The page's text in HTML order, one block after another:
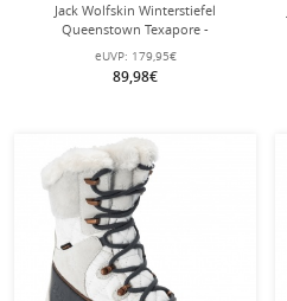
Jack Wolfskin Winterstiefel
Queenstown Texapore -
Lederstiefel, seitlicher
Reißverschluss - olivegrün Damen
eUVP: 179,95€
89,98€